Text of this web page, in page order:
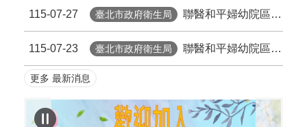
115-07-27 臺北市政府衛生局 聯醫和平婦幼院區(和平) - 115.8.1起台北市擴大帶狀疱疹疫苗補助
115-07-23 臺北市政府衛生局 聯醫和平婦幼院區 - 114年公費流感疫苗已全數用罄，即日起停止公費流感疫苗接種服務。
更多 最新消息